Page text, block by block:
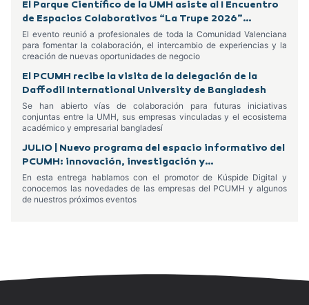
El Parque Científico de la UMH asiste al I Encuentro
de Espacios Colaborativos “La Trupe 2026”
celebrado en Alcoy
El evento reunió a profesionales de toda la Comunidad Valenciana
para fomentar la colaboración, el intercambio de experiencias y la
creación de nuevas oportunidades de negocio
El PCUMH recibe la visita de la delegación de la
Daffodil International University de Bangladesh
Se han abierto vías de colaboración para futuras iniciativas
conjuntas entre la UMH, sus empresas vinculadas y el ecosistema
académico y empresarial bangladesí
JULIO | Nuevo programa del espacio informativo del
PCUMH: innovación, investigación y
emprendimiento
En esta entrega hablamos con el promotor de Kúspide Digital y
conocemos las novedades de las empresas del PCUMH y algunos
de nuestros próximos eventos